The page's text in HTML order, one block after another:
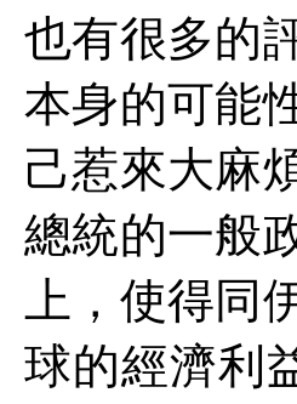
也有很多的
本身的可能
己惹來大麻
總統的一般
上，使得同
球的經濟利